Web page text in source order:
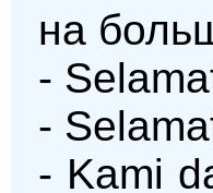
на
-
-
- Kami